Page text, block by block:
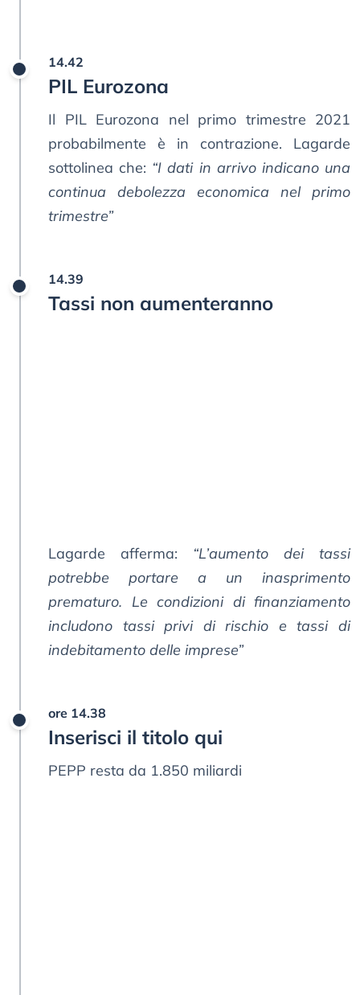
14.42
PIL Eurozona
Il PIL Eurozona nel primo trimestre 2021
probabilmente è in contrazione. Lagarde
sottolinea che: “I dati in arrivo indicano una
continua debolezza economica nel primo
trimestre”
14.39
Tassi non aumenteranno
Lagarde afferma: “L’aumento dei tassi
potrebbe portare a un inasprimento
prematuro. Le condizioni di finanziamento
includono tassi privi di rischio e tassi di
indebitamento delle imprese”
ore 14.38
Inserisci il titolo qui
PEPP resta da 1.850 miliardi